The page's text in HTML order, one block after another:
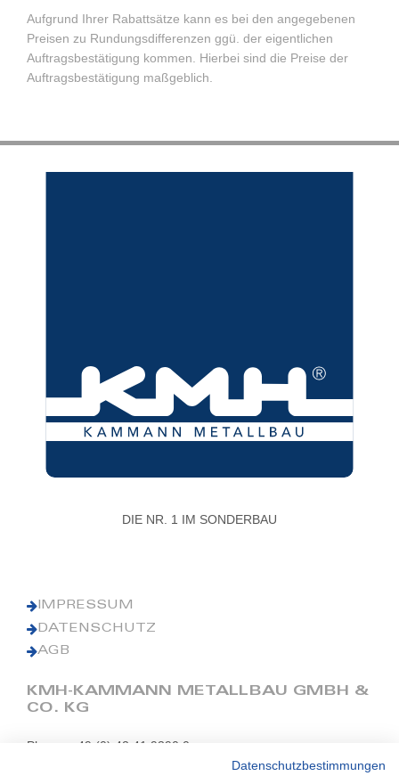
Aufgrund Ihrer Rabattsätze kann es bei den angegebenen
Preisen zu Rundungsdifferenzen ggü. der eigentlichen
Auftragsbestätigung kommen. Hierbei sind die Preise der
Auftragsbestätigung maßgeblich.
DIE NR. 1 IM SONDERBAU
IMPRESSUM
DATENSCHUTZ
AGB
KMH-KAMMANN METALLBAU GMBH &
CO. KG
Phone: +49 (0) 42 41 9390 0
Datenschutzbestimmungen